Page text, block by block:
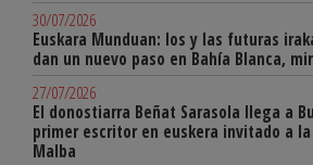
30/07/2026
Euskara Munduan: los y las futuras
dan un nuevo paso en Bahía Blanca,
27/07/2026
El donostiarra Beñat Sarasola llega a
primer escritor en euskera invitado a la
Malba